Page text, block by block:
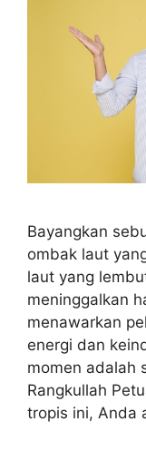
Bayangkan
ombak laut
laut yang
meninggalkan
menawarkan
energi dan
momen adalah
Rangkullah
tropis ini, Anda